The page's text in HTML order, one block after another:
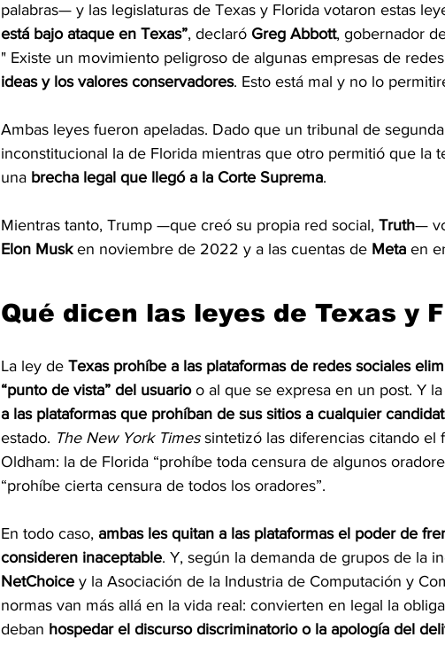
palabras— y las legislaturas de Texas y Florida votaron estas
está bajo ataque en Texas”, declaró Greg Abbott, gobernador
" Existe un movimiento peligroso de algunas empresas de
ideas y los valores conservadores. Esto está mal y no lo
Ambas leyes fueron apeladas. Dado que un tribunal de
inconstitucional la de Florida mientras que otro permitió que la
una brecha legal que llegó a la Corte Suprema.
Mientras tanto, Trump —que creó su propia red social, Truth—
Elon Musk en noviembre de 2022 y a las cuentas de Meta en
Qué dicen las leyes de Texas y
La ley de Texas prohíbe a las plataformas de redes sociales
“punto de vista” del usuario o al que se expresa en un post. Y
a las plataformas que prohíban de sus sitios a cualquier
estado. The New York Times sintetizó las diferencias citando el
Oldham: la de Florida “prohíbe toda censura de algunos
“prohíbe cierta censura de todos los oradores”.
En todo caso, ambas les quitan a las plataformas el poder de
consideren inaceptable. Y, según la demanda de grupos de la
NetChoice y la Asociación de la Industria de Computación y
normas van más allá en la vida real: convierten en legal la
deban hospedar el discurso discriminatorio o la apología del